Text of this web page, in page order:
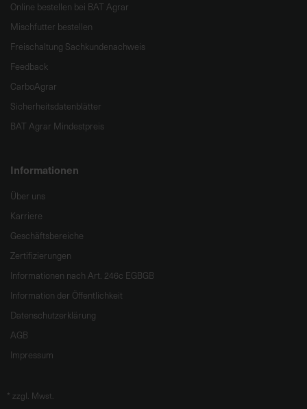
Online bestellen bei BAT Agrar
Mischfutter bestellen
Freischaltung Sachkundenachweis
Feedback
CarboAgrar
Sicherheitsdatenblätter
BAT Agrar Mindestpreis
Informationen
Über uns
Karriere
Geschäftsbereiche
Zertifizierungen
Informationen nach Art. 246c EGBGB
Information der Öffentlichkeit
Datenschutzerklärung
AGB
Impressum
* zzgl. Mwst.